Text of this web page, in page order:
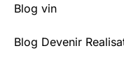
Blog vin
Blog Devenir